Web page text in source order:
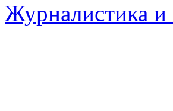
Журналистика и